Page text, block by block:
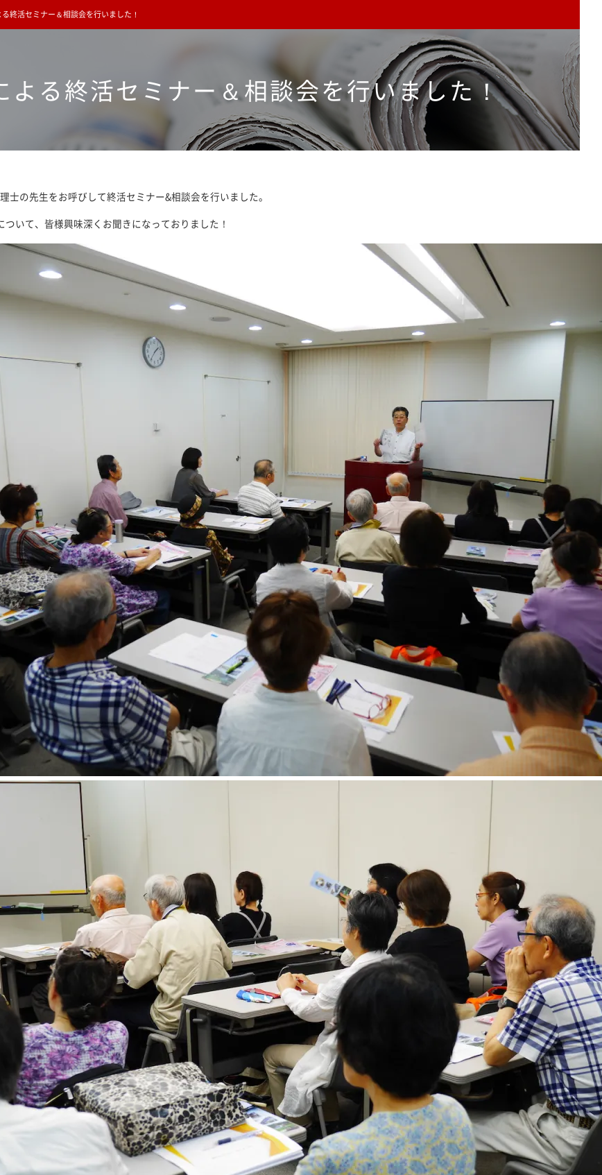
終活セミナー＆相談会を行いました！
よる終活セミナー＆相談会を行いました！
士の先生をお呼びして終活セミナー&相談会を行いました。
ついて、皆様興味深くお聞きになっておりました！